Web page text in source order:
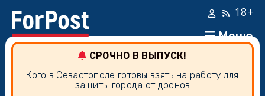
Меню
18+
СРОЧНО В ВЫПУСК!
Кого в Севастополе готовы взять на работу для
защиты города от дронов